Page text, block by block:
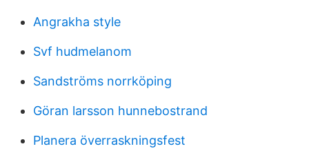
Angrakha style
Svf hudmelanom
Sandströms norrköping
Göran larsson hunnebostrand
Planera överraskningsfest